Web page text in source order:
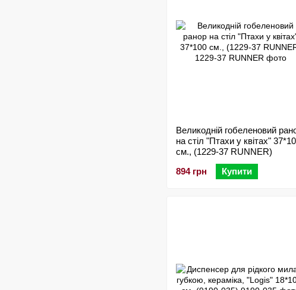
Великодній гобеленовий
на стіл "Птахи у квітах"
см., (1229-37 RUNNER)
894 грн
Купити